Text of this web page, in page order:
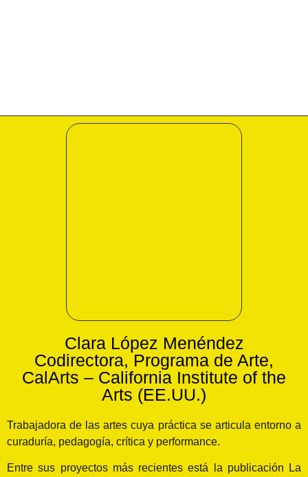
Clara López Menéndez
Codirectora, Programa de Arte,
CalArts – California Institute of the
Arts (EE.UU.)
Trabajadora de las artes cuya práctica se articula entorno a
curaduría, pedagogía, crítica y performance.
Entre sus proyectos más recientes está la publicación La